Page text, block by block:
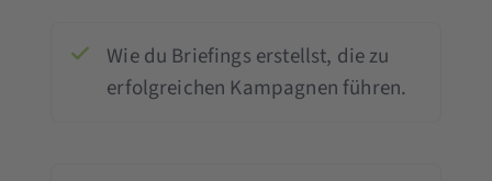
Wie du Briefings erstellst, die zu
erfolgreichen Kampagnen führen.